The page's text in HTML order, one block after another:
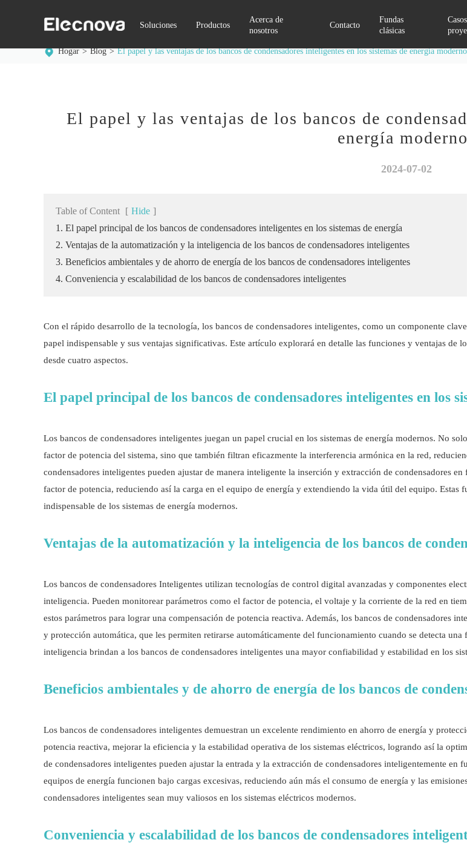
Soluciones Productos
Acerca de
nosotros
Contacto
Fundas
clásicas
Hogar Blog El papel y las ventajas de los bancos de condensadores inteligentes en los sistemas de energía
El papel y las ventajas de los bancos de
energía
2024-07-02
Table of Content [ Hide ]
1. El papel principal de los bancos de condensadores inteligentes en los sistemas de energía
2. Ventajas de la automatización y la inteligencia de los bancos de condensadores inteligentes
3. Beneficios ambientales y de ahorro de energía de los bancos de condensadores inteligentes
4. Conveniencia y escalabilidad de los bancos de condensadores inteligentes
Con el rápido desarrollo de la tecnología, los bancos de condensadores inteligentes, como un componente
papel indispensable y sus ventajas significativas. Este artículo explorará en detalle las funciones y ventajas de
desde cuatro aspectos.
El papel principal de los bancos de condensadores inteligentes en los
Los bancos de condensadores inteligentes juegan un papel crucial en los sistemas de energía modernos. No
factor de potencia del sistema, sino que también filtran eficazmente la interferencia armónica en la red,
condensadores inteligentes pueden ajustar de manera inteligente la inserción y extracción de condensadores
factor de potencia, reduciendo así la carga en el equipo de energía y extendiendo la vida útil del equipo. Estas
indispensable de los sistemas de energía modernos.
Ventajas de la automatización y la inteligencia de los bancos de
Los bancos de condensadores Inteligentes utilizan tecnologías de control digital avanzadas y componentes
inteligencia. Pueden monitorear parámetros como el factor de potencia, el voltaje y la corriente de la red en
estos parámetros para lograr una compensación de potencia reactiva. Además, los bancos de condensadores
y protección automática, que les permiten retirarse automáticamente del funcionamiento cuando se detecta
inteligencia brindan a los bancos de condensadores inteligentes una mayor confiabilidad y estabilidad en los
Beneficios ambientales y de ahorro de energía de los bancos de
Los bancos de condensadores inteligentes demuestran un excelente rendimiento en ahorro de energía y
potencia reactiva, mejorar la eficiencia y la estabilidad operativa de los sistemas eléctricos, logrando así la
de condensadores inteligentes pueden ajustar la entrada y la extracción de condensadores inteligentemente
equipos de energía funcionen bajo cargas excesivas, reduciendo aún más el consumo de energía y las
condensadores inteligentes sean muy valiosos en los sistemas eléctricos modernos.
Conveniencia y escalabilidad de los bancos de condensadores